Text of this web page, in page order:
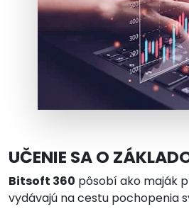
UČENIE SA O
Bitsoft 360 pôsobí ako maják
vydávajú na cestu pochopenia